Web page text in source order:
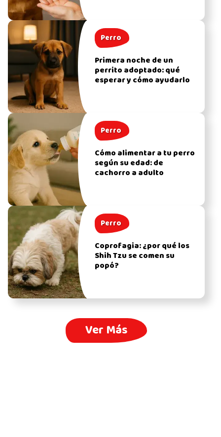
Perro
Primera noche de un
perrito adoptado: qué
esperar y cómo ayudarlo
Perro
Cómo alimentar a tu perro
según su edad: de
cachorro a adulto
Perro
Coprofagia: ¿por qué los
Shih Tzu se comen su
popó?
Ver Más